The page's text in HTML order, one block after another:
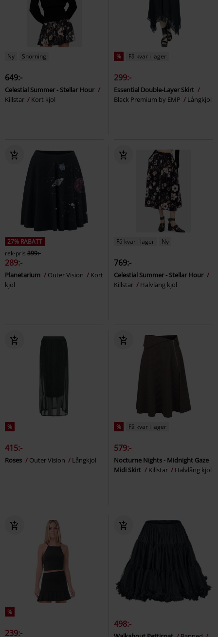
Ny Snörning
649:-
Celestial Summer - Stellar Hour
Killstar
Kort kjol
% Få kvar i lager
299:-
Essential Double-Layer Skirt
Black Premium by EMP
Långkjol
27% RABATT
rek-pris 399:-
289:-
Planetarium Outer Vision
Kort
kjol
Få kvar i lager Ny
769:-
Celestial Summer - Stellar Hour
Killstar
Halvlång kjol
%
415:-
Roses Outer Vision Långkjol
% Få kvar i lager
579:-
Nocturne Nights - Midnight Gaze
Midi Skirt
Killstar Halvlång kjol
%
239:-
498:-